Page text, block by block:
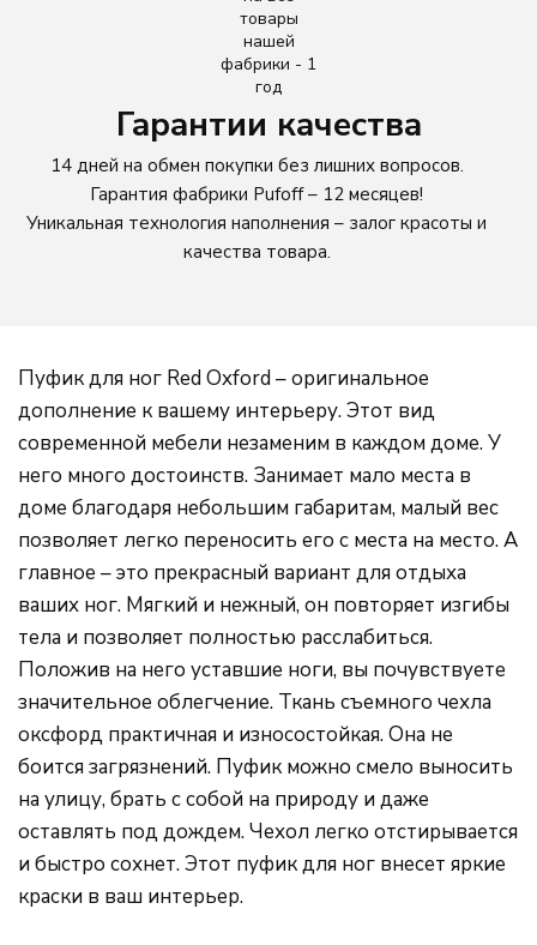
Доставка и оплата
Брендирование
Качеcтво
Отзывы
Гарантии качества
14 дней на обмен покупки без лишних вопросов.
Гарантия фабрики Pufoff – 12 месяцев!
Уникальная технология наполнения – залог красоты и
качества товара.
Пуфик для ног Red Oxford – оригинальное
дополнение к вашему интерьеру. Этот вид
современной мебели незаменим в каждом доме. У
него много достоинств. Занимает мало места в
доме благодаря небольшим габаритам, малый вес
позволяет легко переносить его с места на место. А
главное – это прекрасный вариант для отдыха
ваших ног. Мягкий и нежный, он повторяет изгибы
тела и позволяет полностью расслабиться.
Положив на него уставшие ноги, вы почувствуете
значительное облегчение. Ткань съемного чехла
оксфорд практичная и износостойкая. Она не
боится загрязнений. Пуфик можно смело выносить
на улицу, брать с собой на природу и даже
оставлять под дождем. Чехол легко отстирывается
и быстро сохнет. Этот пуфик для ног внесет яркие
краски в ваш интерьер.